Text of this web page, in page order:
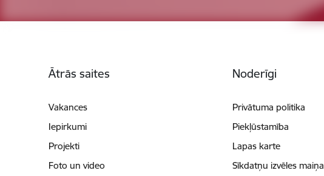
Ātrās saites
Vakances
Iepirkumi
Projekti
Foto un video
Noderīgi
Privātuma politika
Piekļūstamība
Lapas karte
Sīkdatņu izvēles maiņa